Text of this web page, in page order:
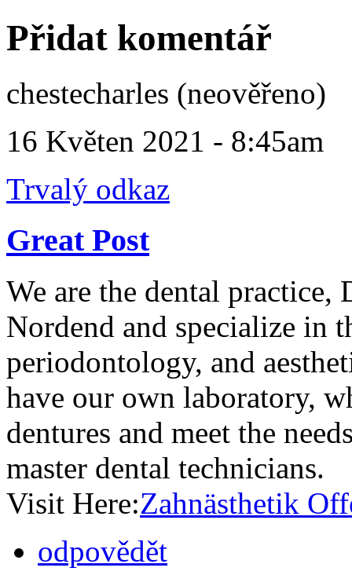
Přidat komentář
chestecharles (neověřeno)
16 Květen 2021 - 8:45am
Trvalý odkaz
Great Post
We are the dental
Nordend and specialize in
periodontology, and
have our own laboratory,
dentures and meet the
master dental technicians.
Visit Here:Zahnästhetik
odpovědět